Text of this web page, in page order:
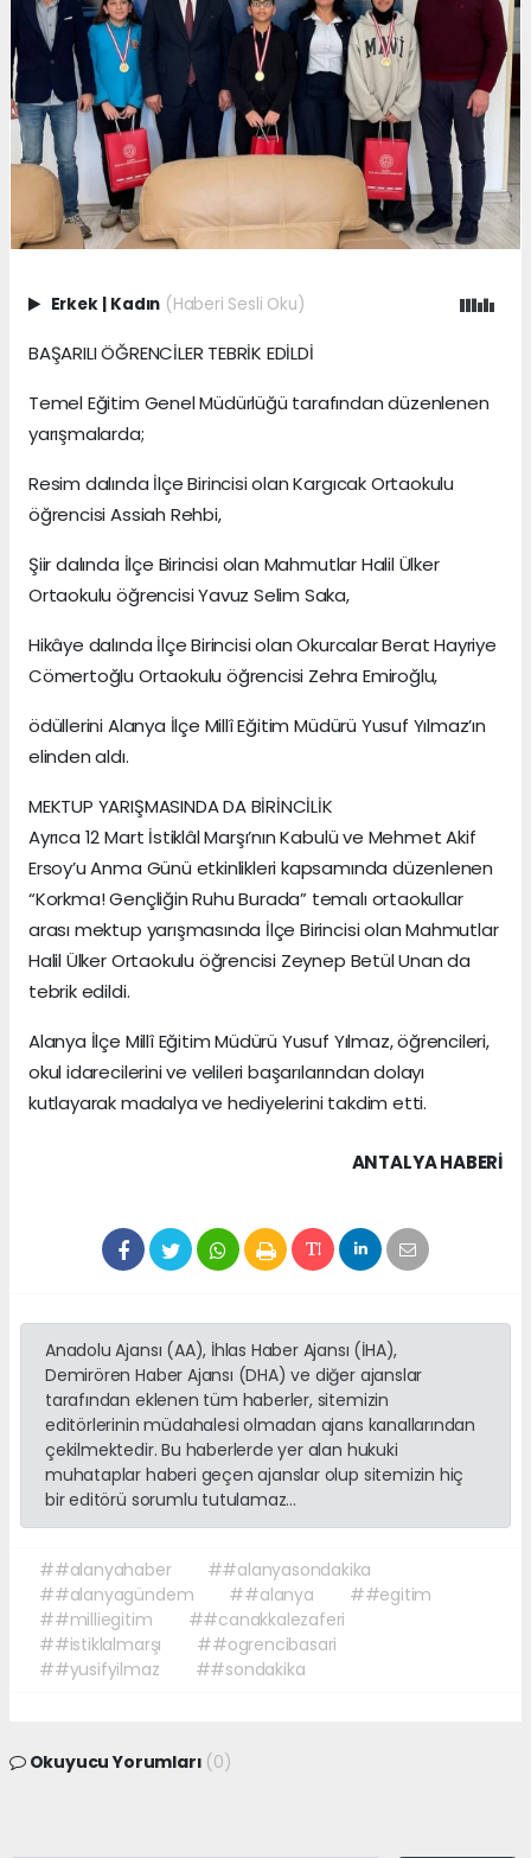
Erkek Kadın (Haberi Sesli Oku)
BAŞARILI ÖĞRENCİLER TEBRİK EDİLDİ
Temel Eğitim Genel Müdürlüğü tarafından düzenlenen
yarışmalarda;
Resim dalında İlçe Birincisi olan Kargıcak Ortaokulu
öğrencisi Assiah Rehbi,
Şiir dalında İlçe Birincisi olan Mahmutlar Halil Ülker
Ortaokulu öğrencisi Yavuz Selim Saka,
Hikâye dalında İlçe Birincisi olan Okurcalar Berat Hayriye
Cömertoğlu Ortaokulu öğrencisi Zehra Emiroğlu,
ödüllerini Alanya İlçe Millî Eğitim Müdürü Yusuf Yılmaz’ın
elinden aldı.
MEKTUP YARIŞMASINDA DA BİRİNCİLİK
Ayrıca 12 Mart İstiklâl Marşı’nın Kabulü ve Mehmet Akif
Ersoy’u Anma Günü etkinlikleri kapsamında düzenlenen
“Korkma! Gençliğin Ruhu Burada” temalı ortaokullar
arası mektup yarışmasında İlçe Birincisi olan Mahmutlar
Halil Ülker Ortaokulu öğrencisi Zeynep Betül Unan da
tebrik edildi.
Alanya İlçe Millî Eğitim Müdürü Yusuf Yılmaz, öğrencileri,
okul idarecilerini ve velileri başarılarından dolayı
kutlayarak madalya ve hediyelerini takdim etti.
ANTALYA HABERİ
Anadolu Ajansı (AA), İhlas Haber Ajansı (İHA),
Demirören Haber Ajansı (DHA) ve diğer ajanslar
tarafından eklenen tüm haberler, sitemizin
editörlerinin müdahalesi olmadan ajans kanallarından
çekilmektedir. Bu haberlerde yer alan hukuki
muhataplar haberi geçen ajanslar olup sitemizin hiç
bir editörü sorumlu tutulamaz...
##alanyahaber
##alanyasondakika
##alanyagündem
##alanya
##egitim
##milliegitim
##canakkalezaferi
##istiklalmarşı
##ogrencibasari
##yusifyilmaz
##sondakika
Okuyucu Yorumları (0)